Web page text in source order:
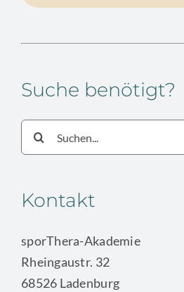
Suche benötigt?
Suche
nach:
Kontakt
sporThera-Akademie
Rheingaustr. 32
68526 Ladenburg